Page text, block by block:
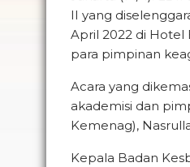
II yang
April 2022 di Hotel
para pimpinan
Acara yang
akademisi dan
Kemenag),
Kepala Badan